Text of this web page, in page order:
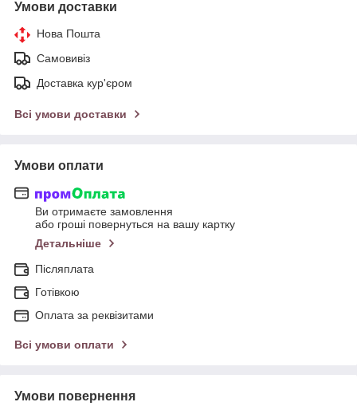
Умови доставки
Нова Пошта
Самовивіз
Доставка кур'єром
Всі умови доставки
Умови оплати
Ви отримаєте замовлення
або гроші повернуться на вашу картку
Детальніше
Післяплата
Готівкою
Оплата за реквізитами
Всі умови оплати
Умови повернення